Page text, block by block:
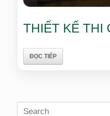
THIẾT KẾ THI
ĐỌC TIẾP
Search